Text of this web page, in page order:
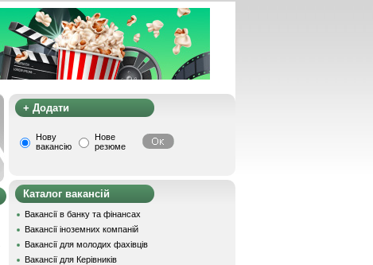
+ Додати
Нову
вакансію
Нове
резюме
Каталог вакансій
Вакансії в банку та фінансах
Вакансії іноземних компаній
Вакансії для молодих фахівців
Вакансії для Керівників